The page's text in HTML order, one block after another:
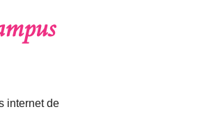
internet de